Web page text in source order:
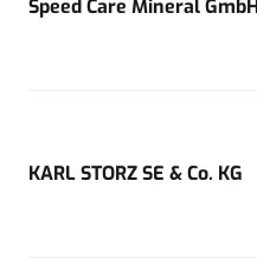
Speed Care Mineral
KARL STORZ SE & Co. KG